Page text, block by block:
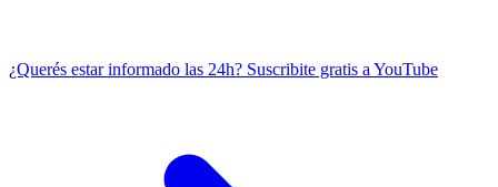
¿Querés estar informado las 24h? Suscribite gratis a YouTube